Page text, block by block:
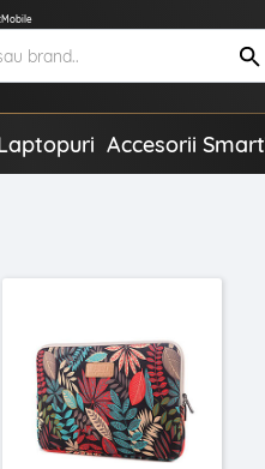
Accesorii